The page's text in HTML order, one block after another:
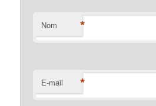
Nom *
E-mail *